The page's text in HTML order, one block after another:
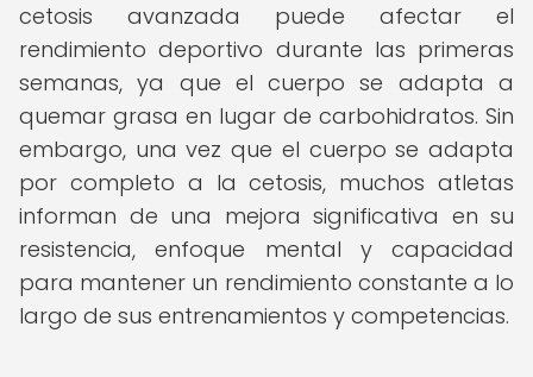
cetosis avanzada puede afectar el
rendimiento deportivo durante las primeras
semanas, ya que el cuerpo se adapta a
quemar grasa en lugar de carbohidratos. Sin
embargo, una vez que el cuerpo se adapta
por completo a la cetosis, muchos atletas
informan de una mejora significativa en su
resistencia, enfoque mental y capacidad
para mantener un rendimiento constante a lo
largo de sus entrenamientos y competencias.